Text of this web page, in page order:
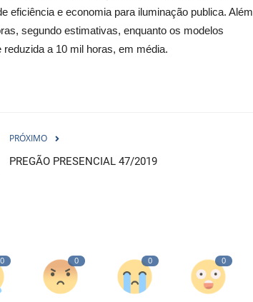
eficiência e economia para iluminação publica. Além
segundo estimativas, enquanto os modelos
a 10 mil horas, em média.
PRÓXIMO
PREGÃO PRESENCIAL 47/2019
0 0 0 0